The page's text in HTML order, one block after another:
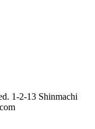
1-2-13 Shinmachi